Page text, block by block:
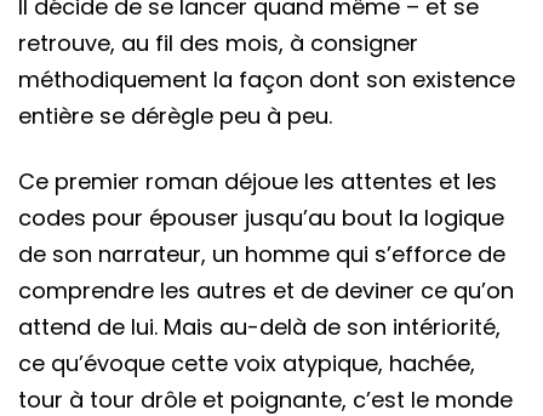
Il décide de se lancer quand même – et se
retrouve, au fil des mois, à consigner
méthodiquement la façon dont son existence
entière se dérègle peu à peu.
Ce premier roman déjoue les attentes et les
codes pour épouser jusqu’au bout la logique
de son narrateur, un homme qui s’efforce de
comprendre les autres et de deviner ce qu’on
attend de lui. Mais au-delà de son intériorité,
ce qu’évoque cette voix atypique, hachée,
tour à tour drôle et poignante, c’est le monde